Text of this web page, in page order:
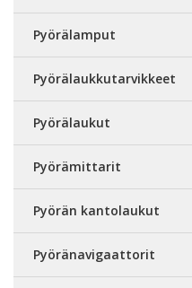
Pyörälamput
Pyörälaukkutarvikkeet
Pyörälaukut
Pyörämittarit
Pyörän kantolaukut
Pyöränavigaattorit